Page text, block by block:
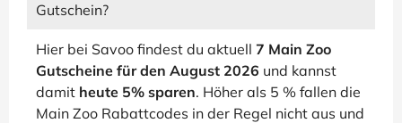
Gutschein?
Hier bei Savoo findest du aktuell 7 Main Zoo
Gutscheine für den August 2026 und kannst
damit heute 5% sparen. Höher als 5 % fallen die
Main Zoo Rabattcodes in der Regel nicht aus und